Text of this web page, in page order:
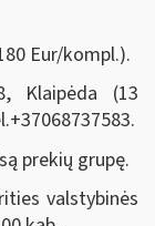
Eur/kompl.).
Klaipėda (13
prekių grupę.
valstybinės